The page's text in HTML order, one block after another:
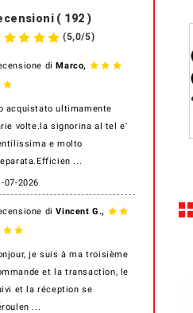
( 192 )
(5,0/5)
diMarco,
acquistato ultimamente
volte.la signorina al tel e'
e molto
...
07-2026
diVincent G.,
je suis à ma troisième
et la transaction, le
et la réception se
...